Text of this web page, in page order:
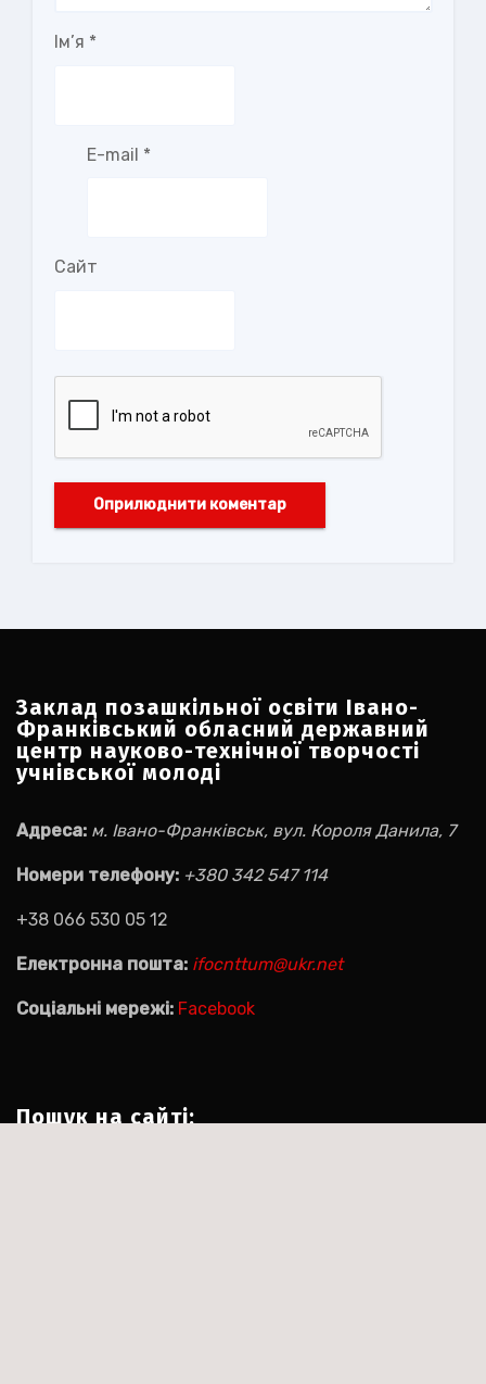
Ім’я *
E-mail *
Сайт
Заклад позашкільної освіти Івано-
Франківський обласний державний
центр науково-технічної творчості
учнівської молоді
Адреса: м. Івано-Франківськ, вул. Короля Данила, 7
Номери телефону: +380 342 547 114
+38 066 530 05 12
Електронна пошта: ifocnttum@ukr.net
Соціальні мережі: Facebook
Пошук на сайті: